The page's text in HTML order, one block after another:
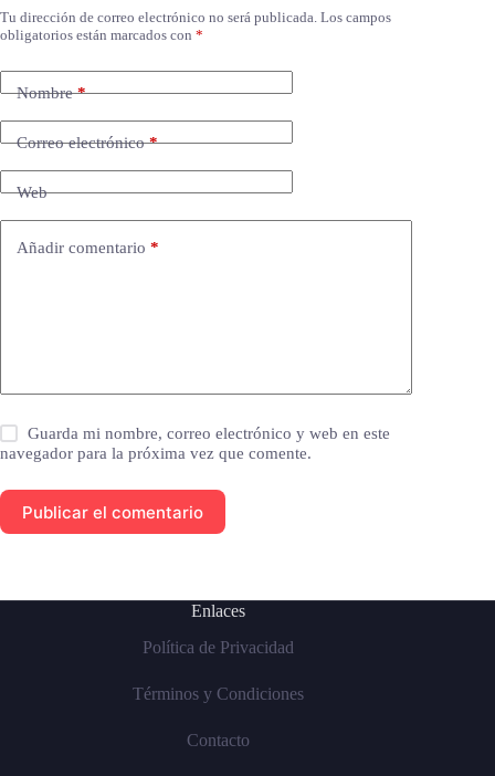
Tu dirección de correo electrónico no será publicada. Los campos
obligatorios están marcados con *
Nombre*
Correo electrónico*
Web
Añadir comentario *
Guarda mi nombre, correo electrónico y web en este
navegador para la próxima vez que comente.
Publicar el comentario
Enlaces
Política de Privacidad
Términos y Condiciones
Contacto